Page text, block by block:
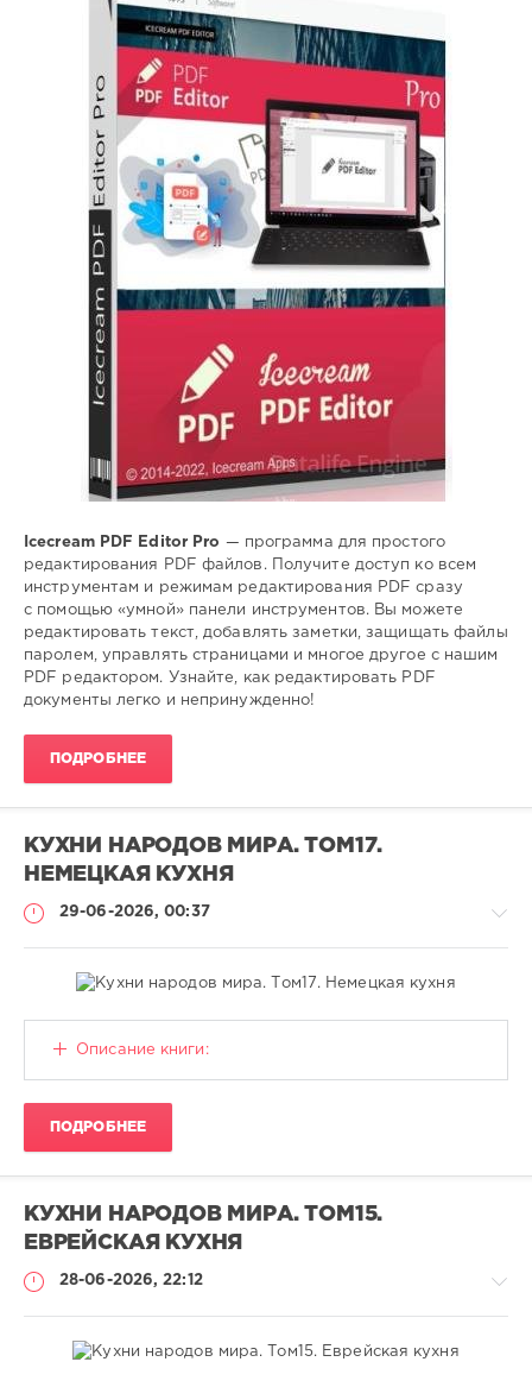
редактор
,
файлов
,
документов
Icecream PDF Editor Pro — программа для простого
редактирования PDF файлов. Получите доступ ко всем
инструментам и режимам редактирования PDF сразу
с помощью «умной» панели инструментов. Вы можете
редактировать текст, добавлять заметки, защищать файлы
паролем, управлять страницами и многое другое с нашим
PDF редактором. Узнайте, как редактировать PDF
документы легко и непринужденно!
ПОДРОБНЕЕ
КУХНИ НАРОДОВ МИРА. ТОМ17.
НЕМЕЦКАЯ КУХНЯ
29-06-2026, 00:37
Книги
30
Кулинария,
PDF
Описание книги:
ПОДРОБНЕЕ
КУХНИ НАРОДОВ МИРА. ТОМ15.
ЕВРЕЙСКАЯ КУХНЯ
28-06-2026, 22:12